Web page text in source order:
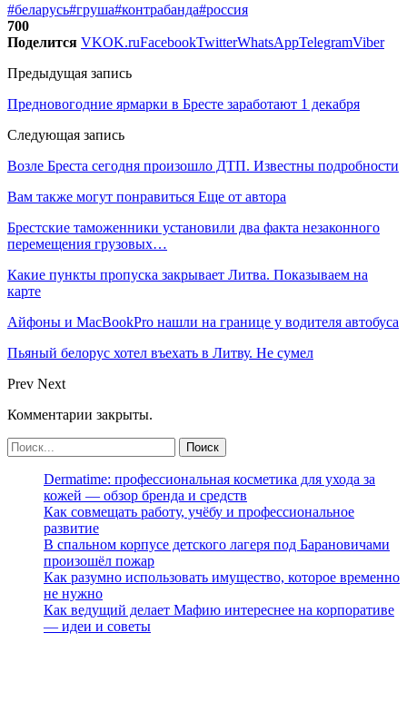
#беларусь#груша#контрабанда#россия
700
Поделится VKOK.ruFacebookTwitterWhatsAppTelegramViber
Предыдущая запись
Предновогодние ярмарки в Бресте заработают 1 декабря
Следующая запись
Возле Бреста сегодня произошло ДТП. Известны подробности
Вам также могут понравиться Еще от автора
Брестские таможенники установили два факта незаконного
перемещения грузовых…
Какие пункты пропуска закрывает Литва. Показываем на
карте
Айфоны и MacBookPro нашли на границе у водителя автобуса
Пьяный белорус хотел въехать в Литву. Не сумел
Prev Next
Комментарии закрыты.
Dermatime: профессиональная косметика для ухода за
кожей — обзор бренда и средств
Как совмещать работу, учёбу и профессиональное
развитие
В спальном корпусе детского лагеря под Барановичами
произошёл пожар
Как разумно использовать имущество, которое временно
не нужно
Как ведущий делает Мафию интереснее на корпоративе
— идеи и советы